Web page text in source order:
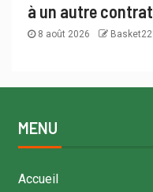
à un autre
8 août 2026
MENU
Accueil